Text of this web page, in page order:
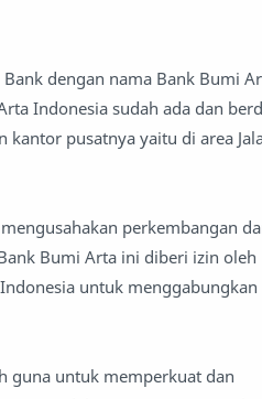
dengan nama Bank Bumi
Indonesia sudah ada dan
kantor pusatnya yaitu di area
perkembangan
Bumi Arta ini diberi izin oleh
untuk menggabungkan
guna untuk memperkuat dan